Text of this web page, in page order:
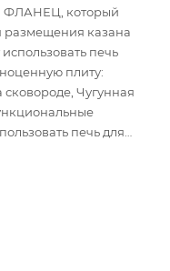
ФЛАНЕЦ, который
размещения казана
печь
плиту:
Чугунная
печь для
4 колец разного